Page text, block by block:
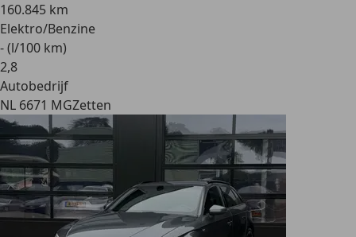
160.845 km
Elektro/Benzine
- (l/100 km)
2,8
Autobedrijf
NL 6671 MGZetten